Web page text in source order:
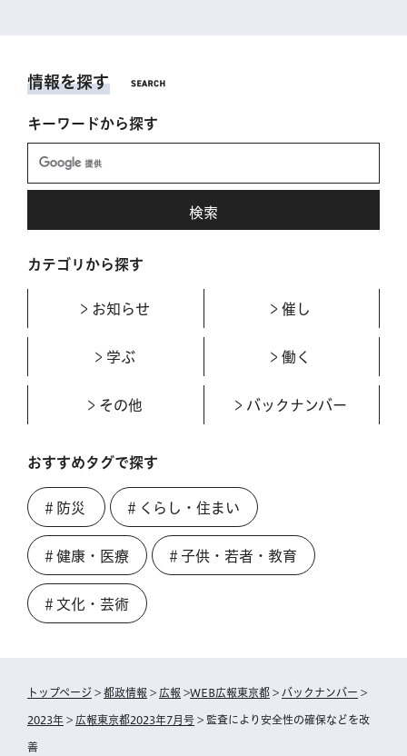
情報を探す
キーワードから探す
カテゴリから探す
お知らせ 催し
学ぶ 働く
その他 バックナンバー
おすすめタグで探す
＃防災 ＃くらし・住まい
＃健康・医療 ＃子供・若者・教育
＃文化・芸術
トップページ > 都政情報 > 広報 >WEB広報東京都 > バックナンバー >
2023年 > 広報東京都2023年7月号 > 監査により安全性の確保などを改
善